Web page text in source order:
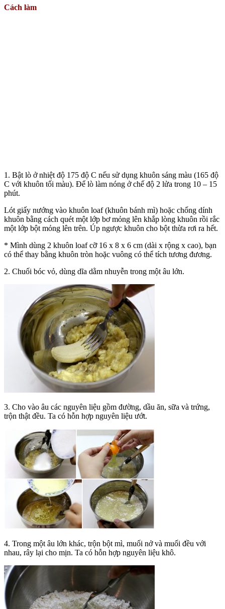
Cách làm
1. Bật lò ở nhiệt độ 175 độ C nếu sử dụng khuôn sáng màu (165 độ
C với khuôn tối màu). Để lò làm nóng ở chế độ 2 lửa trong 10 – 15
phút.
Lót giấy nướng vào khuôn loaf (khuôn bánh mì) hoặc chống dính
khuôn bằng cách quét một lớp bơ mỏng lên khắp lòng khuôn rồi rắc
một lớp bột mỏng lên trên. Úp ngược khuôn cho bột thừa rơi ra hết.
* Mình dùng 2 khuôn loaf cỡ 16 x 8 x 6 cm (dài x rộng x cao), bạn
có thể thay bằng khuôn tròn hoặc vuông có thể tích tương đương.
2. Chuối bóc vỏ, dùng dĩa dằm nhuyễn trong một âu lớn.
3. Cho vào âu các nguyên liệu gồm đường, dầu ăn, sữa và trứng,
trộn thật đều. Ta có hỗn hợp nguyên liệu ướt.
4. Trong một âu lớn khác, trộn bột mì, muối nở và muối đều với
nhau, rây lại cho mịn. Ta có hỗn hợp nguyên liệu khô.